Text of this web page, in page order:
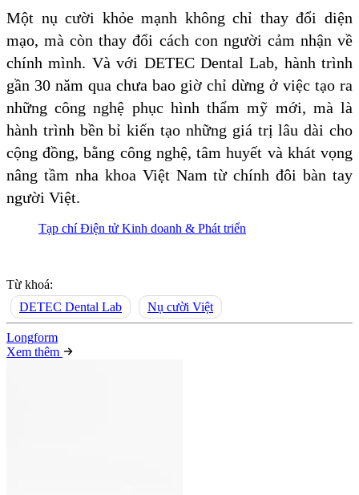
Một nụ cười khỏe mạnh không chỉ thay đổi diện
mạo, mà còn thay đổi cách con người cảm nhận về
chính mình. Và với DETEC Dental Lab, hành trình
gần 30 năm qua chưa bao giờ chỉ dừng ở việc tạo ra
những công nghệ phục hình thẩm mỹ mới, mà là
hành trình bền bỉ kiến tạo những giá trị lâu dài cho
cộng đồng, bằng công nghệ, tâm huyết và khát vọng
nâng tầm nha khoa Việt Nam từ chính đôi bàn tay
người Việt.
Tạp chí Điện tử Kinh doanh & Phát triển
Từ khoá:
DETEC Dental Lab
Nụ cười Việt
Longform
Xem thêm